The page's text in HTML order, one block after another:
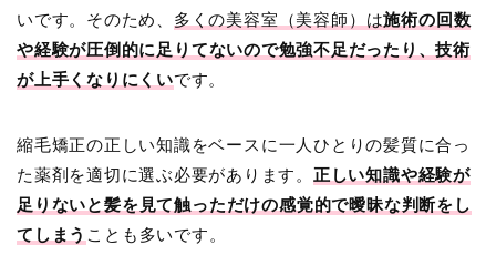
いです。そのため、 多くの美容室（美容師）は施術の回数
や経験が圧倒的に足りてないので勉強不足だったり、技術
が上手くなりにくいです。
縮毛矯正の正しい知識をベースに一人ひとりの髪質に合っ
た薬剤を適切に選ぶ必要があります。 正しい知識や経験が
足りないと髪を見て触っただけの感覚的で曖昧な判断をし
てしまう ことも多いです。